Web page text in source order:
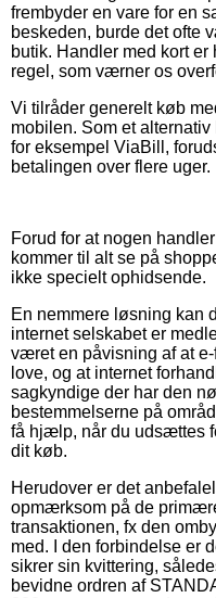
frembyder en vare for en
beskeden, burde det ofte
butik. Handler med kort
regel, som værner os
Vi tilråder generelt køb
mobilen. Som et
for eksempel ViaBill,
betalingen over flere uger.
Forud for at nogen
kommer til alt se på
ikke specielt ophidsende.
En nemmere løsning kan
internet selskabet er
været en påvisning af at
love, og at internet
sagkyndige der har den
bestemmelserne på
få hjælp, når du udsættes
dit køb.
Herudover er det
opmærksom på de
transaktionen, fx den
med. I den forbindelse er
sikrer sin kvittering,
bevidne ordren af